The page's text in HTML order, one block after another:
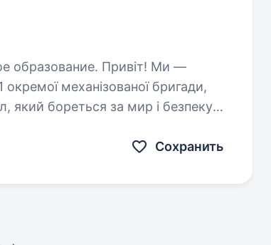
Привіт! Ми —
окремої механізованої бригади,
який бореться за мир і безпеку
Сохранить